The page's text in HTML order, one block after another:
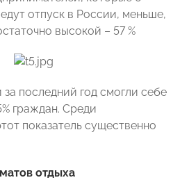
отпуск в России, меньше,
высокой – 57 %
последний год смогли себе
граждан. Среди
показатель существенно
отдыха